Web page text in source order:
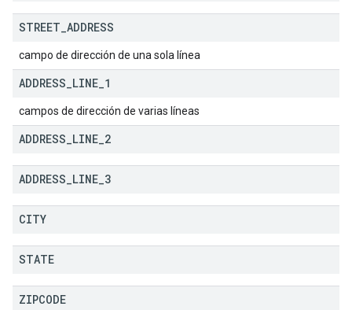
STREET ADDRESS
campo de dirección de una sola línea
ADDRESS LINE 1
campos de dirección de varias líneas
ADDRESS LINE 2
ADDRESS LINE 3
CITY
STATE
ZIPCODE